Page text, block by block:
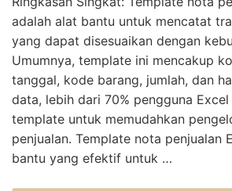
adalah alat bantu untuk mencatat
yang dapat disesuaikan dengan
Umumnya, template ini mencakup
tanggal, kode barang, jumlah, dan
data, lebih dari 70% pengguna
template untuk memudahkan
penjualan. Template nota penjualan
bantu yang efektif untuk …